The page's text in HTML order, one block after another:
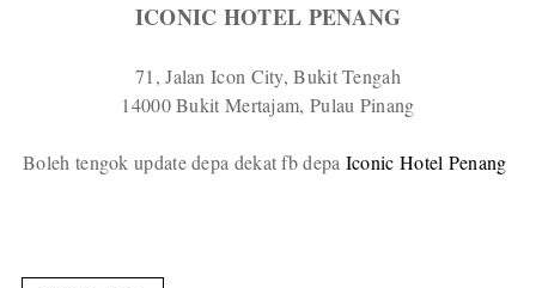
ICONIC HOTEL PENANG
71, Jalan Icon City, Bukit Tengah
14000 Bukit Mertajam, Pulau Pinang
Boleh tengok update depa dekat fb depa Iconic Hotel Penang